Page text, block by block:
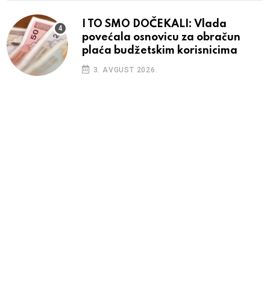
I TO SMO DOČEKALI: Vlada
povećala osnovicu za obračun
plaća budžetskim korisnicima
3. AVGUST 2026.